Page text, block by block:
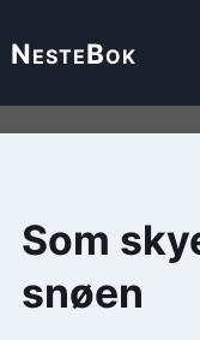
NesteBok
Som
snøen